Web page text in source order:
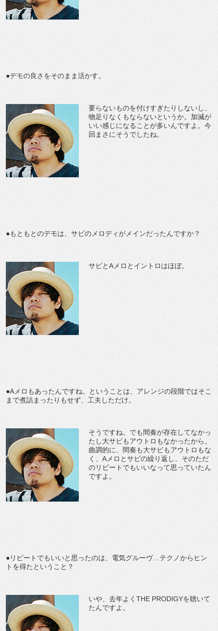
●デモの良さをそのまま活かす。
要らないものを付けすぎたりしないし、
物足りなくもならないというか。加減が
いい感じになることが多いんですよ。今
回まさにそうでしたね。
●もともとのデモは、サビのメロディがメインだったんですか？
サビとAメロとイントロはほぼ。
●Aメロもあったんですね。ということは、アレンジの段階ではそこ
まで煮詰まったりもせず、工夫しただけ。
そうですね。でも間奏が存在してなかっ
たし大サビもアウトロもなかったから。
曲調的に、間奏も大サビもアウトロもな
く、Aメロとサビの繰り返し、そのただ
のリピートでもいいなって思っていたん
ですよ。
●リピートでもいいと思ったのは、電気グルーヴ…テクノからヒン
トを得たということ？
いや、去年よくTHE PRODIGYを聴いて
たんですよ。